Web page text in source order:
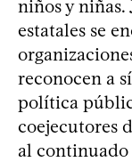
niños y
estatales se
reconocen a
política
coejecutores
al